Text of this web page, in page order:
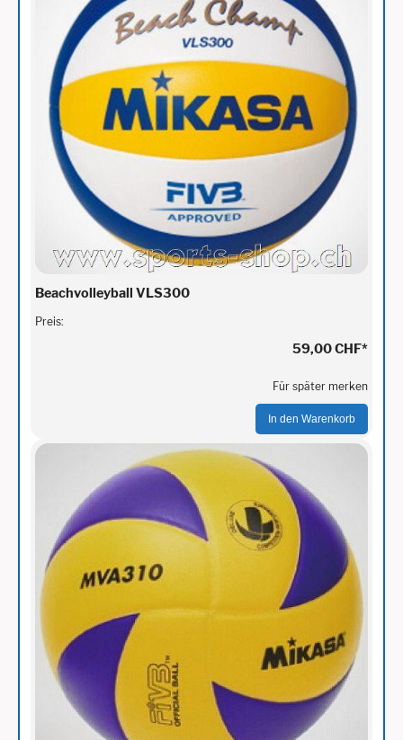
Beachvolleyball VLS300
Preis:
59,00 CHF*
Für später merken
In den Warenkorb